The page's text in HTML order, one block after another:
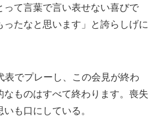
て言葉で言い表せない喜びで
たなと思います」と誇らしげに
でプレーし、この会見が終わ
なものはすべて終わります。喪失
も口にしている。